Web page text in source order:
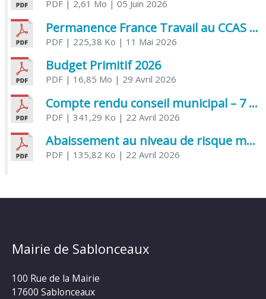
PDF| 2,61 Mo | 05 Juin 2026
Permanence France Travail au CCAS de Saujon Juin 2026
PDF| 225,38 Ko | 11 Mai 2026
Budget Primitif 2026
PDF| 16,85 Mo | 29 Avril 2026
Compte rendu conseil municipal – 7 avril 2026
PDF| 341,29 Ko | 22 Avril 2026
Abaissement au niveau de risque modéré de l’Influenza aviaire
PDF| 135,82 Ko | 22 Avril 2026
Mairie de Sablonceaux
100 Rue de la Mairie
17600 Sablonceaux